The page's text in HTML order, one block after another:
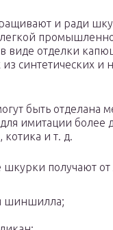
и ради
виде отделки
синтетических и
быть отделана
имитации более
котика и т. д.
шкурки получают
шиншилла;